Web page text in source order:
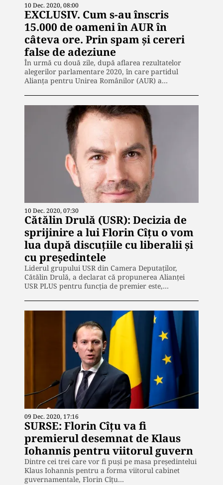
10 Dec. 2020, 08:00
EXCLUSIV. Cum s-au înscris
15.000 de oameni în AUR în
câteva ore. Prin spam și cereri
false de adeziune
În urmă cu două zile, după aflarea rezultatelor
alegerilor parlamentare 2020, în care partidul
Alianța pentru Unirea Românilor (AUR) a…
10 Dec. 2020, 07:30
Cătălin Drulă (USR): Decizia de
sprijinire a lui Florin Cîțu o vom
lua după discuțiile cu liberalii și
cu președintele
Liderul grupului USR din Camera Deputaţilor,
Cătălin Drulă, a declarat că propunerea Alianţei
USR PLUS pentru funcţia de premier este,…
09 Dec. 2020, 17:16
SURSE: Florin Cîțu va fi
premierul desemnat de Klaus
Iohannis pentru viitorul guvern
Dintre cei trei care vor fi puși pe masa președintelui
Klaus Iohannis pentru a forma viitorul cabinet
guvernamentale, Florin Cîțu…